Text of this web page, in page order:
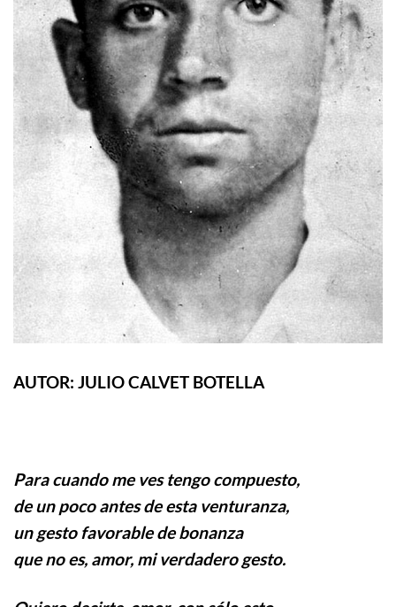
AUTOR: JULIO CALVET BOTELLA
Para cuando me ves tengo compuesto,
de un poco antes de esta venturanza,
un gesto favorable de bonanza
que no es, amor, mi verdadero gesto.